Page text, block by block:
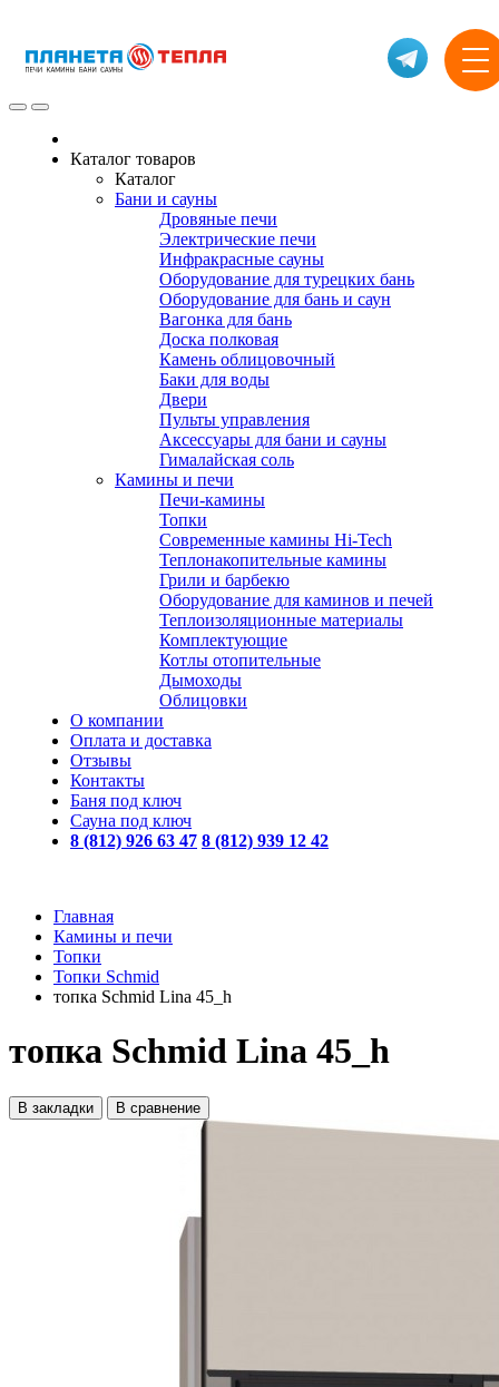
Каталог товаров
Каталог
Бани и сауны
Дровяные печи
Электрические печи
Инфракрасные сауны
Оборудование для турецких бань
Оборудование для бань и саун
Вагонка для бань
Доска полковая
Камень облицовочный
Баки для воды
Двери
Пульты управления
Аксессуары для бани и сауны
Гималайская соль
Камины и печи
Печи-камины
Топки
Современные камины Hi-Tech
Теплонакопительные камины
Грили и барбекю
Оборудование для каминов и печей
Теплоизоляционные материалы
Комплектующие
Котлы отопительные
Дымоходы
Облицовки
О компании
Оплата и доставка
Отзывы
Контакты
Баня под ключ
Сауна под ключ
8 (812) 926 63 47 8 (812) 939 12 42
Главная
Камины и печи
Топки
Топки Schmid
топка Schmid Lina 45_h
топка Schmid Lina 45_h
В закладки В сравнение